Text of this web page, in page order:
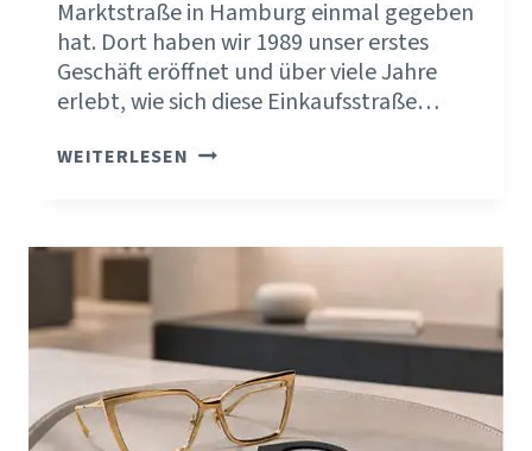
Marktstraße in Hamburg einmal gegeben
hat. Dort haben wir 1989 unser erstes
Geschäft eröffnet und über viele Jahre
erlebt, wie sich diese Einkaufsstraße…
WEITERLESEN DIE
DEINE
SCHAFFST
DU
SELBST.